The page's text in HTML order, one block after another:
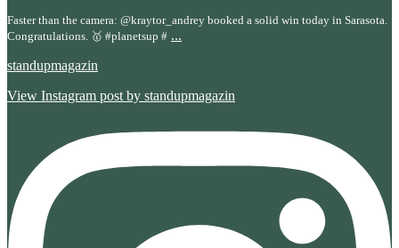
Faster than the camera: @kraytor_andrey booked a solid win today in Sarasota.
Congratulations. 🥇 #planetsup # ...
standupmagazin
View Instagram post by standupmagazin